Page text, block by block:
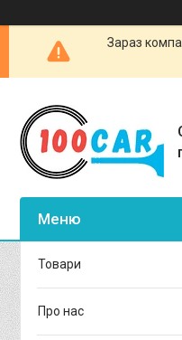
Зараз
Товари
Про нас